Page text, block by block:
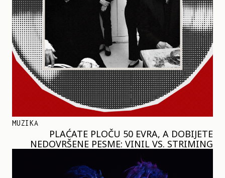
MUZIKA
PLAĆATE PLOČU 50 EVRA, A DOBIJETE
NEDOVRŠENE PESME: VINIL VS. STRIMING